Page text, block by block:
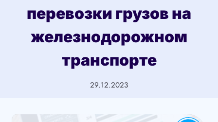
перевозки грузов на
железнодорожном
транспорте
29.12.2023